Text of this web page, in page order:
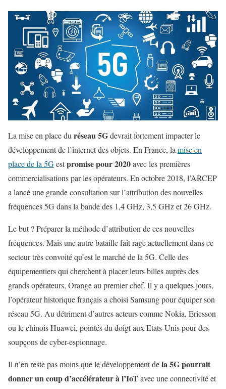
La mise en place duréseau 5Gdevrait fortement impacter le
développement de l’internet des objets. En France, lamise en
place de la 5Gestpromise pour 2020avec les premières
commercialisations par les opérateurs. En octobre 2018, l’ARCEP
a lancé une grande consultation sur l’attribution des nouvelles
fréquences 5G dans la bande des 1,4 GHz, 3,5 GHz et 26 GHz.
Le but ? Préparer la méthode d’attribution de ces nouvelles
fréquences. Mais une autre bataille fait rage actuellement dans ce
secteur très convoité qu’est le marché de la 5G. Celle des
équipementiers qui cherchent à placer leurs billes auprès des
grands opérateurs, Orange au premier chef. Il y a quelques jours,
l’opérateur historique français a choisi Samsung pour équiper son
réseau 5G. Au détriment d’autres acteurs comme Nokia, Ericsson
ou le chinois Huawei, pointés du doigt aux Etats-Unis pour des
soupçons de cyber-espionnage.
Il n’en reste pas moins que le développement dela 5G pourrait
donner un coup d’accélérateur à l’IoTavec une connectivité et